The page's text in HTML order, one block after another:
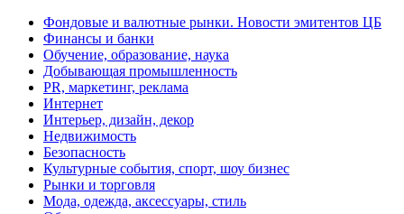
Фондовые и валютные рынки. Новости эмитентов ЦБ
Финансы и банки
Обучение, образование, наука
Добывающая промышленность
PR, маркетинг, реклама
Интернет
Интерьер, дизайн, декор
Недвижимость
Безопасность
Культурные события, спорт, шоу бизнес
Рынки и торговля
Мода, одежда, аксессуары, стиль